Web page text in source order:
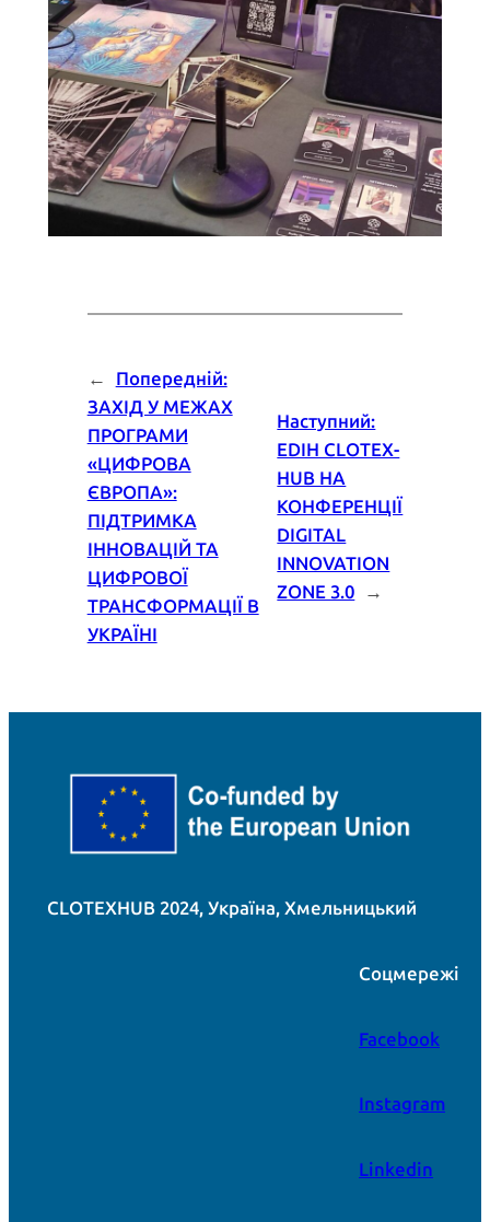
←
Попередній:
ЗАХІД У МЕЖАХ
ПРОГРАМИ
«ЦИФРОВА
ЄВРОПА»:
ПІДТРИМКА
ІННОВАЦІЙ ТА
ЦИФРОВОЇ
ТРАНСФОРМАЦІЇ В
УКРАЇНІ
Наступний:
EDIH CLOTEX-
HUB НА
КОНФЕРЕНЦІЇ
DIGITAL
INNOVATION
ZONE 3.0 →
CLOTEXHUB 2024, Україна, Хмельницький
Соцмережі
Facebook
Instagram
Linkedin